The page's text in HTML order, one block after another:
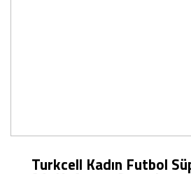
Turkcell Kadın Futbol